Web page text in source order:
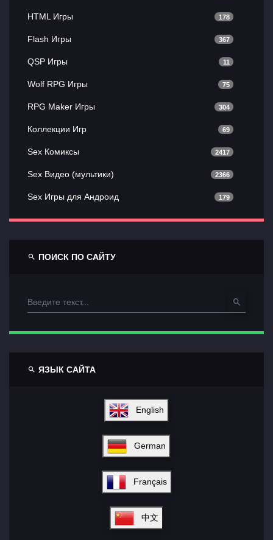
HTML Игры 178
Flash Игры 367
QSP Игры 11
Wolf RPG Игры 75
RPG Maker Игры 304
Коллекции Игр 69
Sex Комиксы 2417
Sex Видео (мультики) 2366
Sex Игры для Андроид 179
ПОИСК ПО САЙТУ
ЯЗЫК САЙТА
English
German
Français
中文